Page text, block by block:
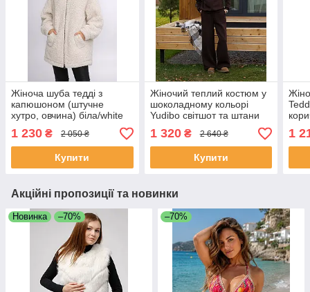
Жіноча шуба тедді з
капюшоном (штучне
хутро, овчина) біла/white
1 230 ₴ 2 050 ₴
Купити
Жіночий теплий костюм у
шоколадному кольорі
Yudibo світшот та штани
палаццо на флісі
1 320₴ 2 640 ₴
Купити
1
Акційні пропозиції та новинки
Новинка –70% –70%